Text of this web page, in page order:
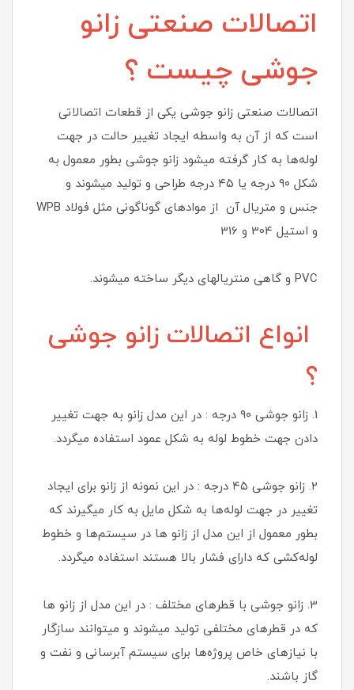
اتصالات صنعتی زانو
جوشی چیست ؟
اتصالات صنعتی زانو جوشی یکی از قطعات اتصالاتی
است که از آن به واسطه ایجاد تغییر حالت در جهت
لوله‌ها به کار گرفته میشود زانو جوشی بطور معمول به
شکل ۹۰ درجه یا ۴۵ درجه طراحی و تولید میشوند و
جنس و متریال آن از موادهای گوناگونی مثل فولاد WPB
و استیل 304 و 316
PVC و گاهی منتریالهای دیگر ساخته میشوند.
انواع اتصالات زانو جوشی
؟
1. زانو جوشی ۹۰ درجه : در این مدل زانو به جهت تغییر
دادن جهت خطوط لوله‌ به شکل عمود استفاده میگردد.
2. زانو جوشی ۴۵ درجه : در این نمونه از زانو برای ایجاد
تغییر در جهت لوله‌ها به شکل مایل به کار میگیرند که
بطور معمول از این مدل از زانو ها در سیستم‌ها و خطوط
لوله‌کشی که دارای فشار بالا هستند استفاده میگردد.
3. زانو جوشی با قطرهای مختلف : در این مدل از زانو ها
که در قطرهای مختلفی تولید میشوند و میتوانند سازگار
با نیازهای خاص پروژه‌ها برای سیستم آبرسانی و نفت و
گاز باشند.